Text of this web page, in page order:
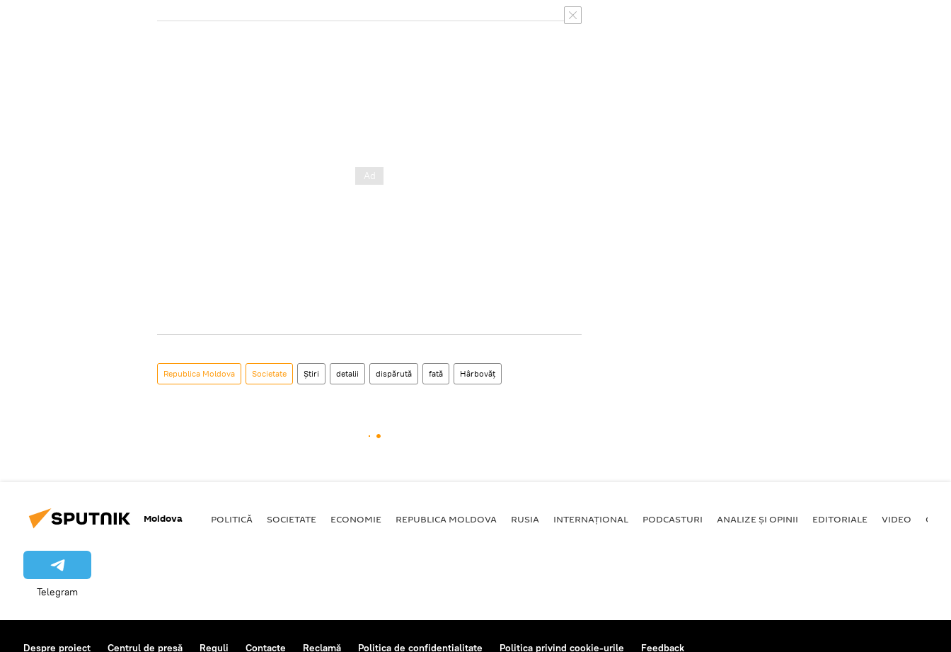
Republica Moldova Societate Știri detalii dispărută fată Hârbovăț
Moldova POLITICĂ SOCIETATE ECONOMIE REPUBLICA MOLDOVA RUSIA INTERNAȚIONAL PODCASTURI ANALIZE ȘI OPINII EDITORIALE VIDEO
Telegram
Despre proiect Centrul de presă Reguli Contacte Reclamă Politica de confidențialitate Politica privind cookie-urile Feedback